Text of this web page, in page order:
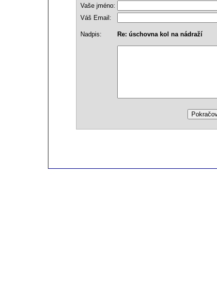
Vaše jméno:
Váš Email:
Nadpis: Re: úschovna kol na nádraží